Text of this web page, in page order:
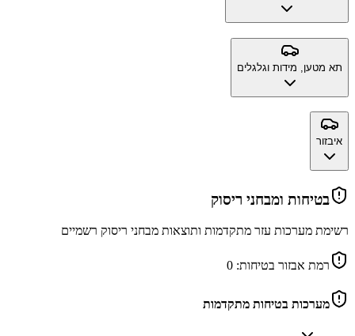
תא מטען, מידות וגלגלים
איבזור
בטיחות ומבחני ריסוק
רשימת מערכות עזר מתקדמות ותוצאות מבחני ריסוק רשמיים
רמת אבזור בטיחות: 0
מערכות בטיחות מתקדמות